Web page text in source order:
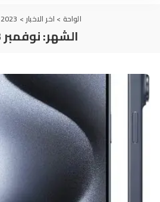
الواحة > اخر الاخبار >
2023
الشهر:نوفمبر 2023